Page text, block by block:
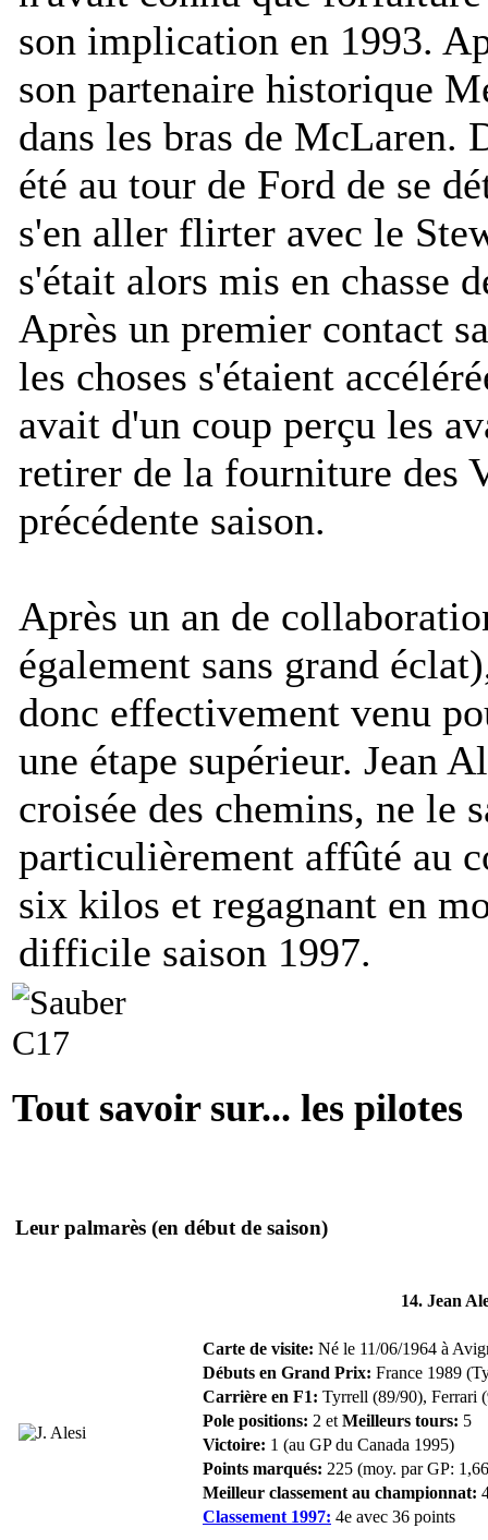
son implication en 1993.
son partenaire historique
dans les bras de McLaren.
été au tour de Ford de se
s'en aller flirter avec le
s'était alors mis en chasse
Après un premier contact
les choses s'étaient
avait d'un coup perçu les
retirer de la fourniture des
précédente saison.
Après un an de
également sans grand
donc effectivement venu
une étape supérieur. Jean
croisée des chemins, ne le
particulièrement affûté au
six kilos et regagnant en
difficile saison 1997.
Tout savoir sur... les pilotes
Leur palmarès (en début de saison)
14. Jean
Carte de visite: Né le 11/06/1964 à
Débuts en Grand Prix: France 1989
Carrière en F1: Tyrrell (89/90), Ferrari
Pole positions: 2 et Meilleurs tours: 5
Victoire: 1 (au GP du Canada 1995)
Points marqués: 225 (moy. par GP:
Meilleur classement au championnat:
Classement 1997: 4e avec 36 points